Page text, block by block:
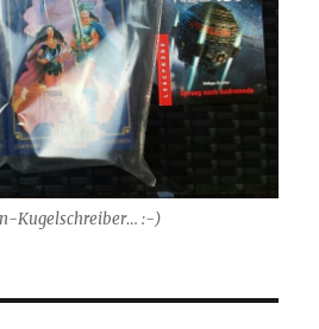
Kugelschreiber… :-)